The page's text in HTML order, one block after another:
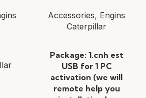
Accessories, Engins
Caterpillar
Package: 1.cnh est
USB for 1 PC
activation (we will
remote help you